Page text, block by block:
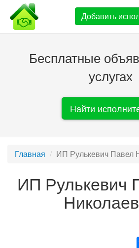
Добавить
Бесплатные
услугах
Найти
Главная ИП Рулькевич Павел
ИП Рулькевич